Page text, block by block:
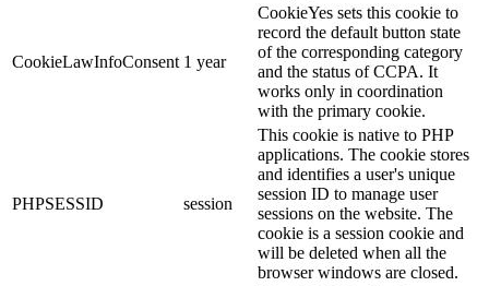
CookieLawInfoConsent 1 year
CookieYes sets this cookie to
record the default button state
of the corresponding category
and the status of CCPA. It
works only in coordination
with the primary cookie.
PHPSESSID session
This cookie is native to PHP
applications. The cookie stores
and identifies a user's unique
session ID to manage user
sessions on the website. The
cookie is a session cookie and
will be deleted when all the
browser windows are closed.